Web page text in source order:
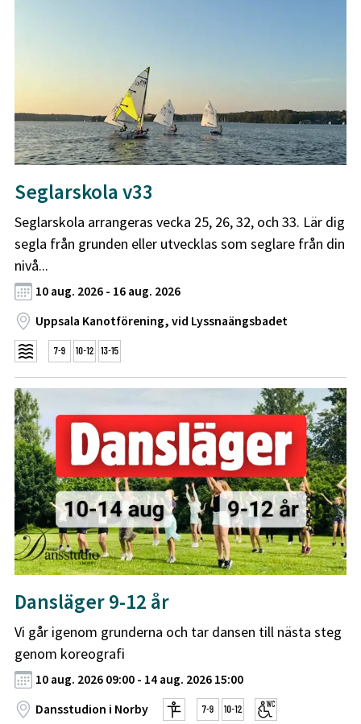
Seglarskola v33
Seglarskola arrangeras vecka 25, 26, 32, och 33. Lär dig
segla från grunden eller utvecklas som seglare från din
nivå...
10 aug. 2026 - 16 aug. 2026
Uppsala Kanotförening, vid Lyssnaängsbadet
Dansläger 9-12 år
Vi går igenom grunderna och tar dansen till nästa steg
genom koreografi
10 aug. 2026 09:00 - 14 aug. 2026 15:00
Dansstudion i Norby